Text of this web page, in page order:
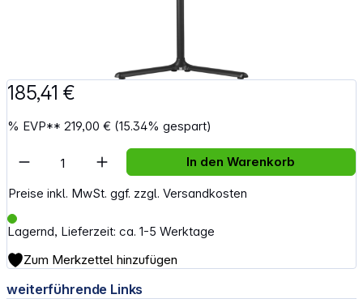
185,41 €
% EVP**219,00 € (15.34% gespart)
Preise inkl. MwSt. ggf. zzgl. Versandkosten
Lagernd, Lieferzeit: ca. 1-5 Werktage
Artikel Anzahl: Gib den gewünschten
In den Warenkorb
Zum Merkzettel hinzufügen
weiterführende Links